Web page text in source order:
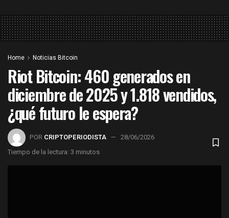
Home Noticias Bitcoin
Riot Bitcoin: 460 generados en
diciembre de 2025 y 1.818 vendidos,
¿qué futuro le espera?
POR CRIPTOPERIODISTA
28/06/2026
Tiempo de la lectura: 3 minutos